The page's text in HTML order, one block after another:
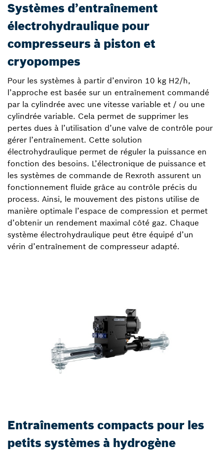
Systèmes d’entraînement
électrohydraulique pour
compresseurs à piston et
cryopompes
Pour les systèmes à partir d’environ 10 kg H2/h,
l’approche est basée sur un entraînement commandé
par la cylindrée avec une vitesse variable et / ou une
cylindrée variable. Cela permet de supprimer les
pertes dues à l’utilisation d’une valve de contrôle pour
gérer l’entraînement. Cette solution
électrohydraulique permet de réguler la puissance en
fonction des besoins. L’électronique de puissance et
les systèmes de commande de Rexroth assurent un
fonctionnement fluide grâce au contrôle précis du
process. Ainsi, le mouvement des pistons utilise de
manière optimale l’espace de compression et permet
d’obtenir un rendement maximal côté gaz. Chaque
système électrohydraulique peut être équipé d’un
vérin d’entraînement de compresseur adapté.
Entraînements compacts pour les
petits systèmes à hydrogène